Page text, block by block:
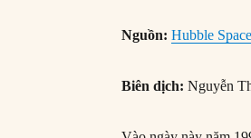
Nguồn:Hubble
Biên dịch:Nguyễn